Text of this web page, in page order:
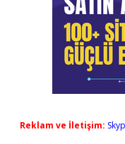
Reklam ve İletişim: